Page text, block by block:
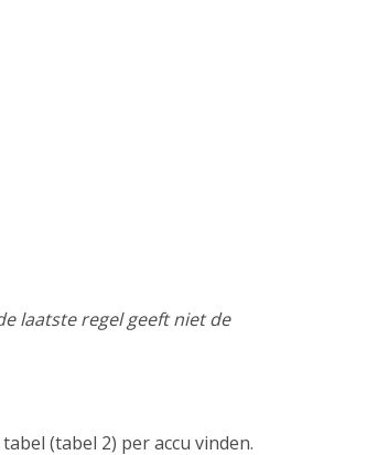
laatste regel geeft niet de
(tabel 2) per accu vinden.